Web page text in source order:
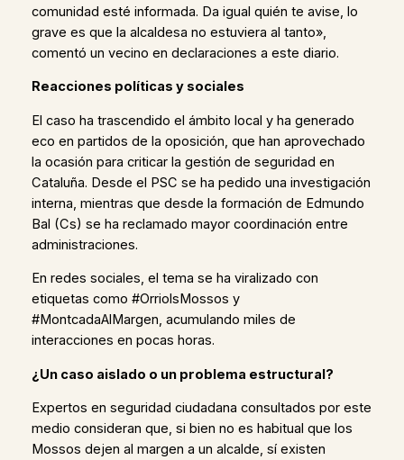
comunidad esté informada. Da igual quién te avise, lo
grave es que la alcaldesa no estuviera al tanto»,
comentó un vecino en declaraciones a este diario.
Reacciones políticas y sociales
El caso ha trascendido el ámbito local y ha generado
eco en partidos de la oposición, que han aprovechado
la ocasión para criticar la gestión de seguridad en
Cataluña. Desde el PSC se ha pedido una investigación
interna, mientras que desde la formación de Edmundo
Bal (Cs) se ha reclamado mayor coordinación entre
administraciones.
En redes sociales, el tema se ha viralizado con
etiquetas como #OrriolsMossos y
#MontcadaAlMargen, acumulando miles de
interacciones en pocas horas.
¿Un caso aislado o un problema estructural?
Expertos en seguridad ciudadana consultados por este
medio consideran que, si bien no es habitual que los
Mossos dejen al margen a un alcalde, sí existen